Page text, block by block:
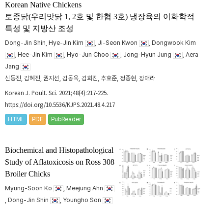
Korean Native Chickens
토종닭(우리맛닭 1, 2호 및 한협 3호) 냉장육의 이화학적
특성 및 지방산 조성
Dong-Jin Shin, Hye-Jin Kim , Ji-Seon Kwon
, Dongwook Kim
, Hee-Jin Kim
, Hyo-Jun Choo , Jong-Hyun Jung
, Aera
Jang
신동진, 김혜진, 권지선, 김동욱, 김희진, 추효준, 정종현, 장애라
Korean J. Poult. Sci. 2021;48(4):217-225.
https://doi.org/10.5536/KJPS.2021.48.4.217
HTML PDF PubReader
Biochemical and Histopathological
Study of Aflatoxicosis on Ross 308
Broiler Chicks
Myung-Soon Ko
, Meejung Ahn
, Dong-Jin Shin
, Youngho Son